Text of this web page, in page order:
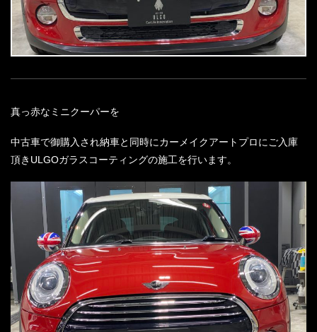
真っ赤なミニクーパーを
中古車で御購入され納車と同時にカーメイクアートプロにご入庫
頂き ULGOガラスコーティングの施工を行います。